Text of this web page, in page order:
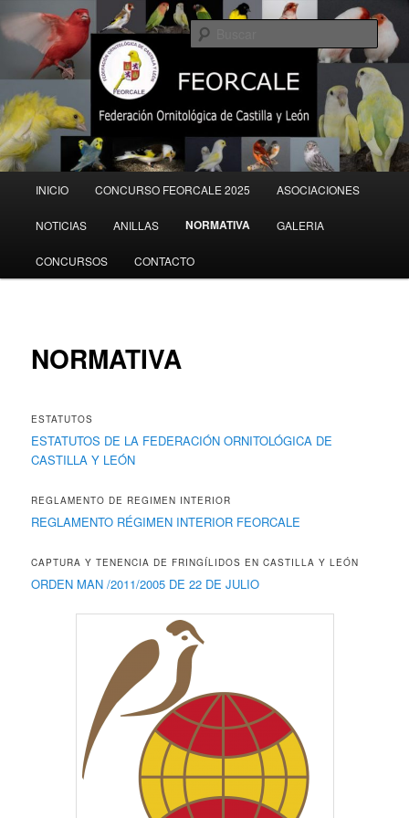
al
contenido
principal
INICIO CONCURSO FEORCALE 2025 ASOCIACIONES
NOTICIAS ANILLAS NORMATIVA GALERIA
CONCURSOS CONTACTO
NORMATIVA
ESTATUTOS
ESTATUTOS DE LA FEDERACIÓN ORNITOLÓGICA DE
CASTILLA Y LEÓN
REGLAMENTO DE REGIMEN INTERIOR
REGLAMENTO RÉGIMEN INTERIOR FEORCALE
CAPTURA Y TENENCIA DE FRINGÍLIDOS EN CASTILLA Y LEÓN
ORDEN MAN /2011/2005 DE 22 DE JULIO